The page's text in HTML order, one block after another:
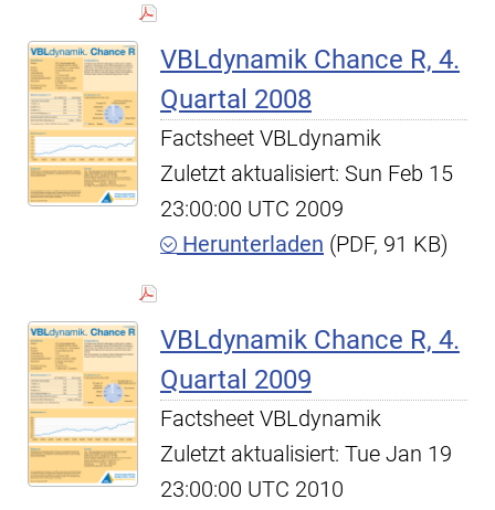
VBLdynamik Chance R, 4.
Quartal 2008
Factsheet VBLdynamik
Zuletzt aktualisiert: Sun Feb 15
23:00:00 UTC 2009
Herunterladen (PDF, 91 KB)
VBLdynamik Chance R, 4.
Quartal 2009
Factsheet VBLdynamik
Zuletzt aktualisiert: Tue Jan 19
23:00:00 UTC 2010